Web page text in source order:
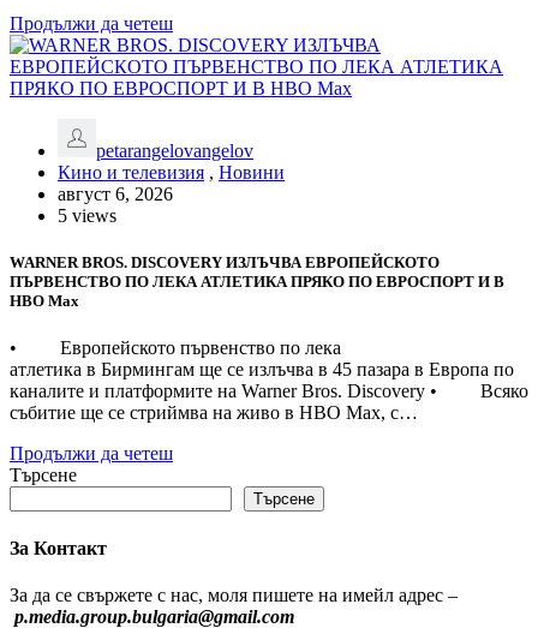
Продължи да четеш
petarangelovangelov
Кино и телевизия , Новини
август 6, 2026
5 views
WARNER BROS. DISCOVERY ИЗЛЪЧВА ЕВРОПЕЙСКОТО
ПЪРВЕНСТВО ПО ЛЕКА АТЛЕТИКА ПРЯКО ПО ЕВРОСПОРТ И В
НВО Мах
• Европейското първенство по лека
атлетика в Бирмингам ще се излъчва в 45 пазара в Европа по
каналите и платформите на Warner Bros. Discovery • Всяко
събитие ще се стриймва на живо в HBO Max, с…
Продължи да четеш
Търсене
Търсене
За Контакт
За да се свържете с нас, моля пишете на имейл адрес –
p.media.group.bulgaria@gmail.com